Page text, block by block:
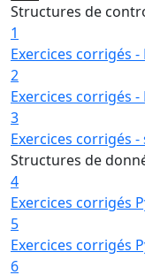
Structures de
1
Exercices corrigés -
2
Exercices corrigés -
3
Exercices corrigés
Structures de
4
Exercices corrigés
5
Exercices corrigés
6